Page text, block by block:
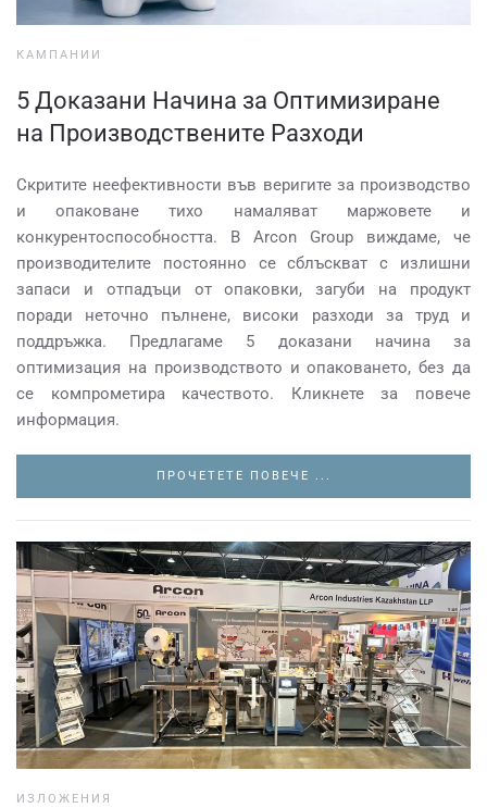
КАМПАНИИ
5 Доказани Начина за Оптимизиране
на Производствените Разходи
Скритите неефективности във веригите за производство
и опаковане тихо намаляват маржовете и
конкурентоспособността. В Arcon Group виждаме, че
производителите постоянно се сблъскват с излишни
запаси и отпадъци от опаковки, загуби на продукт
поради неточно пълнене, високи разходи за труд и
поддръжка. Предлагаме 5 доказани начина за
оптимизация на производството и опаковането, без да
се компрометира качеството. Кликнете за повече
информация.
ПРОЧЕТЕТЕ ПОВЕЧЕ ...
ИЗЛОЖЕНИЯ